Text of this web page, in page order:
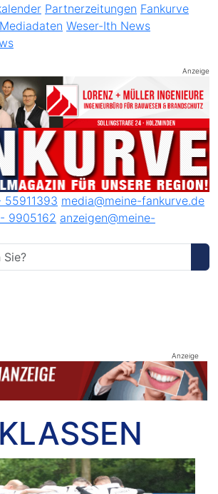
Partnerzeitungen Fankurve
Mediadaten Weser-Ith News
Anzeige
55911393 media@meine-fankurve.de
9905162 anzeigen@meine-
Anzeige